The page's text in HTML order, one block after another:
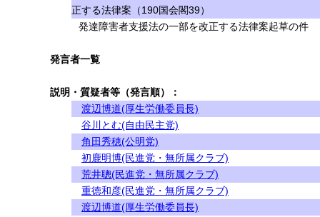
正する法律案（190国会閣39）
発達障害者支援法の一部を改正する法律案起草の件
発言者一覧
説明・質疑者等（発言順）：
渡辺博道(厚生労働委員長)
谷川とむ(自由民主党)
角田秀穂(公明党)
初鹿明博(民進党・無所属クラブ)
荒井聰(民進党・無所属クラブ)
重徳和彦(民進党・無所属クラブ)
渡辺博道(厚生労働委員長)